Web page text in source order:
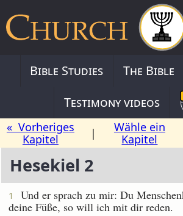
Bible Studies The Bible
Testimony videos
« Vorheriges
Kapitel
|
Wähle ein
Kapitel
Hesekiel 2
1
Und er sprach zu mir: Du
deine Füße, so will ich mit dir reden.